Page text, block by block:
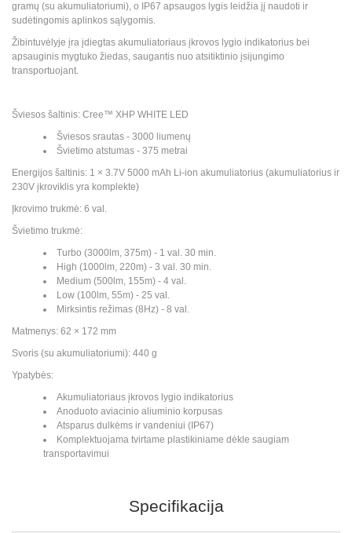
gramų (su akumuliatoriumi), o IP67 apsaugos lygis leidžia jį naudoti ir
sudėtingomis aplinkos sąlygomis.
Žibintuvėlyje įra įdiegtas akumuliatoriaus įkrovos lygio indikatorius bei
apsauginis mygtuko žiedas, saugantis nuo atsitiktinio įsijungimo
transportuojant.
Šviesos šaltinis: Cree™ XHP WHITE LED
Šviesos srautas - 3000 liumenų
Švietimo atstumas - 375 metrai
Energijos šaltinis: 1 × 3.7V 5000 mAh Li-ion akumuliatorius (akumuliatorius ir
230V įkroviklis yra komplekte)
Įkrovimo trukmė: 6 val.
Švietimo trukmė:
Turbo (3000lm, 375m) - 1 val. 30 min.
High (1000lm, 220m) - 3 val. 30 min.
Medium (500lm, 155m) - 4 val.
Low (100lm, 55m) - 25 val.
Mirksintis režimas (8Hz) - 8 val.
Matmenys: 62 × 172 mm
Svoris (su akumuliatoriumi): 440 g
Ypatybės:
Akumuliatoriaus įkrovos lygio indikatorius
Anoduoto aviacinio aliuminio korpusas
Atsparus dulkėms ir vandeniui (IP67)
Komplektuojama tvirtame plastikiniame dėkle saugiam
transportavimui
Specifikacija